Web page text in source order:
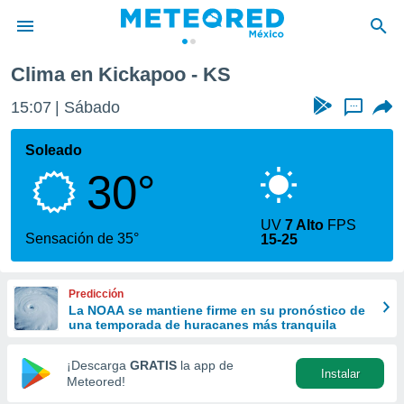
de
ha sido
calidad.
a este
las
y
forma
digital
basada
Clima en Kickapoo - KS
15:07 Sábado ...
Soleado
30°
Sensación de 35°
UV7 Alto FPS
15-25
Predicción
La NOAA se mantiene firme en su pronóstico de
una temporada de huracanes más tranquila
¡Descarga GRATIS la app de
Meteored!
Instalar